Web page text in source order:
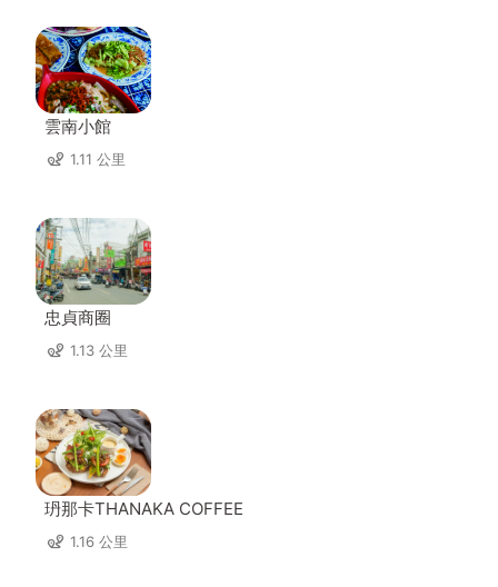
雲南小館
1.11 公里
忠貞商圈
1.13 公里
玬那卡THANAKA COFFEE
1.16 公里